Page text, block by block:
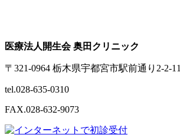
医療法人開生会 奥田クリニック
〒321-0964 栃木県宇都宮市駅前通り2-2-11
tel.028-635-0310
FAX.028-632-9073